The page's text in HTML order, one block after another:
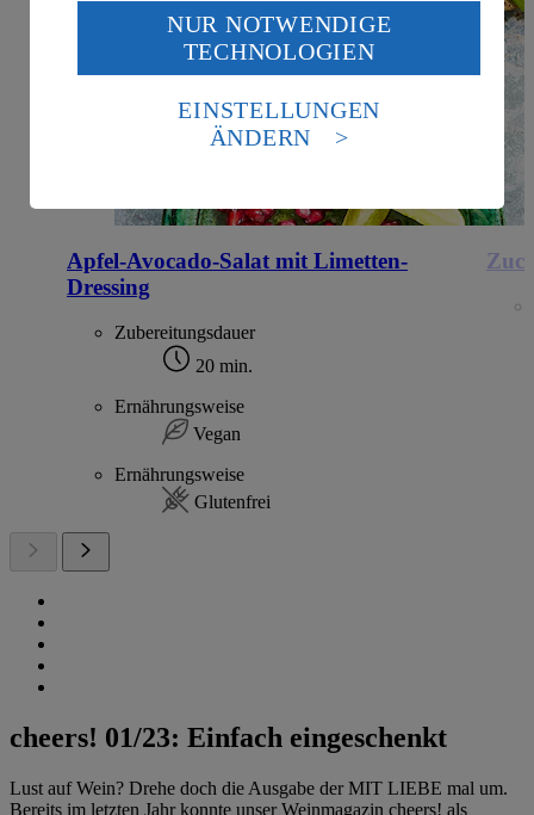
Apfel-Avocado-Salat mit Limetten-
Dressing
Zubereitungsdauer
20 min.
Ernährungsweise
Vegan
Ernährungsweise
Glutenfrei
cheers! 01/23: Einfach eingeschenkt
Lust auf Wein? Drehe doch die Ausgabe der MIT LIEBE mal um.
Bereits im letzten Jahr konnte unser Weinmagazin cheers! als
Wenn du auf „Aktivieren“ klickst, willigst du im Sinne
des Art. 49 Abs. 1 Satz 1 lit. a) DSGVO ein, dass deine
Daten in den USA verarbeitet werden. Der EuGH sieht
die USA als Land mit einem nach europäischen
Standards nicht angemessenen Datenschutzniveau an.
Es besteht das Risiko eines Zugriffs durch US-
Informationen zum Herausgeber der Seite findest du
NUR NOTWENDIGE
TECHNOLOGIEN
EINSTELLUNGEN
ÄNDERN